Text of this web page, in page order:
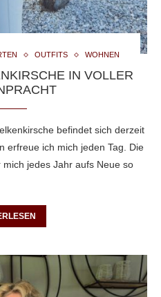
OUTFITS WOHNEN
IN VOLLER
befindet sich derzeit
erfreue ich mich jeden Tag. Die
jedes Jahr aufs Neue so